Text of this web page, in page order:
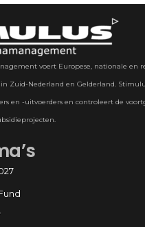
voert Europese, nationale en
Zuid-Nederland en Gelderland.
en -uitvoerders en controleert de